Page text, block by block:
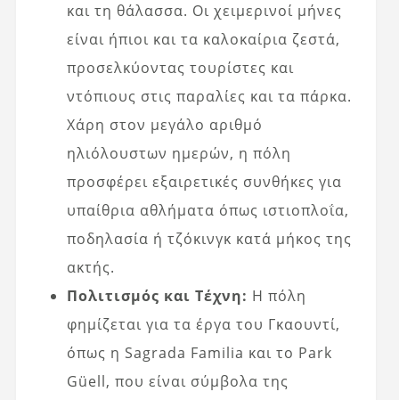
και τη θάλασσα. Οι χειμερινοί μήνες
είναι ήπιοι και τα καλοκαίρια ζεστά,
προσελκύοντας τουρίστες και
ντόπιους στις παραλίες και τα πάρκα.
Χάρη στον μεγάλο αριθμό
ηλιόλουστων ημερών, η πόλη
προσφέρει εξαιρετικές συνθήκες για
υπαίθρια αθλήματα όπως ιστιοπλοΐα,
ποδηλασία ή τζόκινγκ κατά μήκος της
ακτής.
Πολιτισμός και Τέχνη: Η πόλη
φημίζεται για τα έργα του Γκαουντί,
όπως η Sagrada Familia και το Park
Güell, που είναι σύμβολα της